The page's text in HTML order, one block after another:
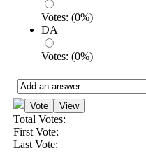
Votes: (0%)
DA
Votes: (0%)
Total Votes:
First Vote:
Last Vote: